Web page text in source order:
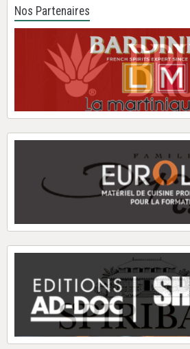
Nos Partenaires